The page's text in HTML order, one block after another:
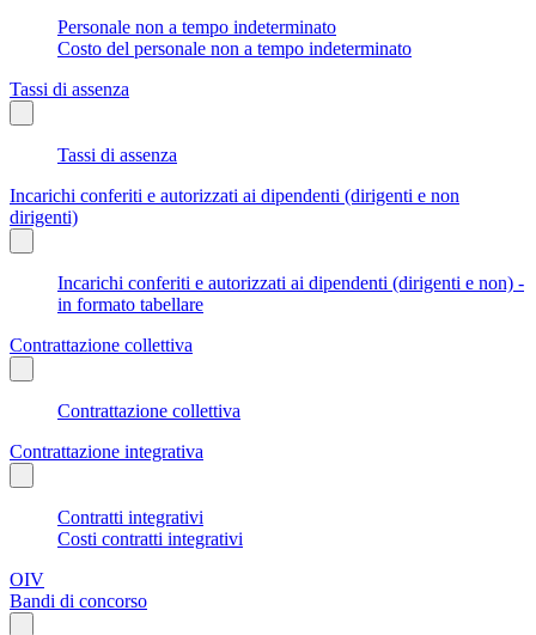
Personale non a tempo indeterminato
Costo del personale non a tempo indeterminato
Tassi di assenza
Tassi di assenza
Incarichi conferiti e autorizzati ai dipendenti (dirigenti e non
dirigenti)
Incarichi conferiti e autorizzati ai dipendenti (dirigenti e non) -
in formato tabellare
Contrattazione collettiva
Contrattazione collettiva
Contrattazione integrativa
Contratti integrativi
Costi contratti integrativi
OIV
Bandi di concorso